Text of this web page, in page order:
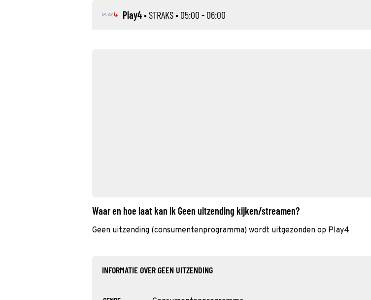
Play4•STRAKS• 05:00 - 06:00
Waar en hoe laat kan ik Geen uitzending kijken/streamen?
Geen uitzending (consumentenprogramma) wordt uitgezonden op Play4
INFORMATIE OVER GEEN UITZENDING